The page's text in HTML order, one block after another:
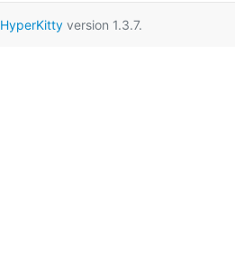
HyperKittyversion 1.3.7.